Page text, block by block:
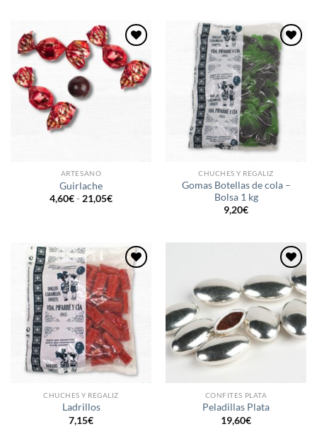
Añadir
a la
lista de
deseos
ARTESANO
Guirlache
4,60€- 21,05€Rango
hasta
21,05€
Añadir
a la
lista de
deseos
CHUCHES Y REGALIZ
Gomas Botellas de cola –
Bolsa 1 kg
9,20€
Añadir
a la
lista de
deseos
CHUCHES Y REGALIZ
Ladrillos
7,15€
Añadir
a la
lista de
deseos
CONFITES PLATA
Peladillas Plata
19,60€